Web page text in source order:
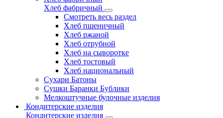
Хлеб фабричный
Смотреть весь раздел
Хлеб пшеничный
Хлеб ржаной
Хлеб отрубной
Хлеб на сыворотке
Хлеб тостовый
Хлеб национальный
Сухари Батоны
Сушки Баранки Бублики
Мелкоштучные булочные изделия
Кондитерские изделия
Кондитерские изделия